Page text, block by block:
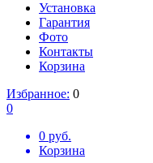
Установка
Гарантия
Фото
Контакты
Корзина
Избранное: 0
0
0 руб.
Корзина